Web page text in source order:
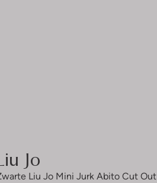
Jo
Liu Jo Mini Jurk Abito Cut Out